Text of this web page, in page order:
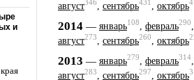
и
август346 сентябрь431 октябрь
2014 — январь108, февраль290
август273 сентябрь260 октябрь
2013 — январь279, февраль314
август283 сентябрь297 октябрь